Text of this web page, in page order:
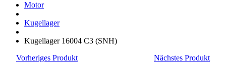
Motor
Kugellager
Kugellager 16004 C3 (SNH)
Vorheriges Produkt
Nächstes Produkt